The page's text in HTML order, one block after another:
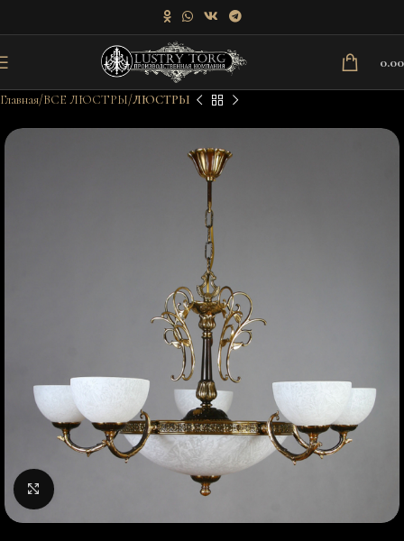
Главная ВСЕ ЛЮСТРЫ ЛЮСТРЫ
Нажмите, чтобы увеличить изображение